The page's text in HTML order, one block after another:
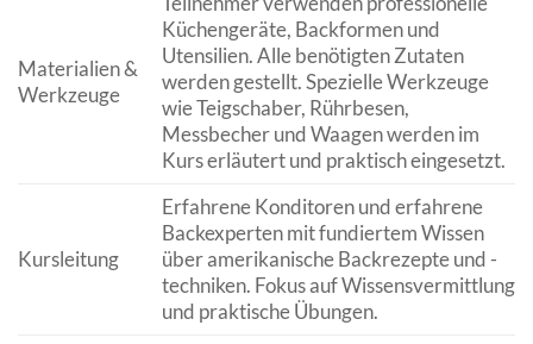
Materialien &
Werkzeuge
Küchengeräte, Backformen und
Utensilien. Alle benötigten Zutaten
werden gestellt. Spezielle Werkzeuge
wie Teigschaber, Rührbesen,
Messbecher und Waagen werden im
Kurs erläutert und praktisch eingesetzt.
Kursleitung
Erfahrene Konditoren und erfahrene
Backexperten mit fundiertem Wissen
über amerikanische Backrezepte und -
techniken. Fokus auf Wissensvermittlung
und praktische Übungen.